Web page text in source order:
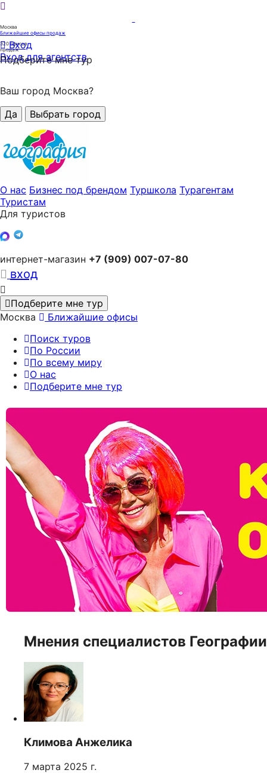
Москва
Ближайшие офисы продаж
320офисов
продаж
Вход
Вход для агентств
Подберите мне тур
Ваш город Москва?
Да
Выбрать город
О нас Бизнес под брендом Туршкола Турагентам
Туристам
Для туристов
интернет-магазин +7 (909) 007-07-80
вход
Подберите мне тур
Москва
Ближайшие офисы
Поиск туров
По России
По всему миру
О нас
Подберите мне тур
Мнения специалистов Географии
Климова Анжелика
7 марта 2025 г.